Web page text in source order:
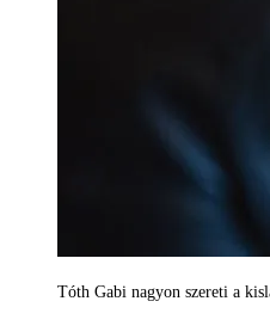
Tóth Gabi nagyon szereti a